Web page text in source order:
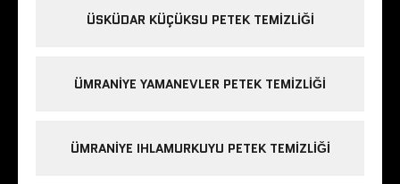
ÜSKÜDAR KÜÇÜKSU PETEK TEMIZLIĞI
ÜMRANIYE YAMANEVLER PETEK TEMIZLIĞI
ÜMRANIYE IHLAMURKUYU PETEK TEMIZLIĞI